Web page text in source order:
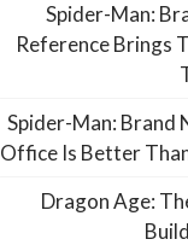
Spider-Man:
Reference Brings
Spider-Man: Brand
Office Is Better
Dragon Age: